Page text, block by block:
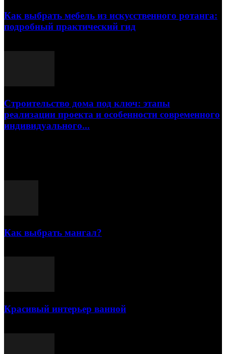
Как выбрать мебель из искусственного ротанга:
подробный практический гид
Строительство дома под ключ: этапы
реализации проекта и особенности современного
индивидуального...
Как выбрать мангал?
Красивый интерьер ванной